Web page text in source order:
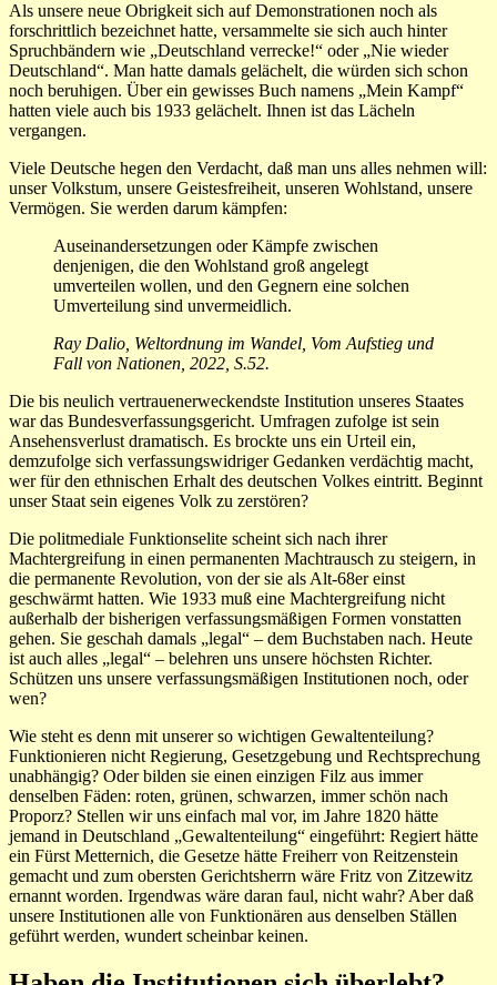
Als unsere neue Obrigkeit sich auf Demonstrationen noch als
forschrittlich bezeichnet hatte, versammelte sie sich auch hinter
Spruchbändern wie „Deutschland verrecke!“ oder „Nie wieder
Deutschland“. Man hatte damals gelächelt, die würden sich schon
noch beruhigen. Über ein gewisses Buch namens „Mein Kampf“
hatten viele auch bis 1933 gelächelt. Ihnen ist das Lächeln
vergangen.
Viele Deutsche hegen den Verdacht, daß man uns alles nehmen will:
unser Volkstum, unsere Geistesfreiheit, unseren Wohlstand, unsere
Vermögen. Sie werden darum kämpfen:
Auseinandersetzungen oder Kämpfe zwischen
denjenigen, die den Wohlstand groß angelegt
umverteilen wollen, und den Gegnern eine solchen
Umverteilung sind unvermeidlich.
Ray Dalio, Weltordnung im Wandel, Vom Aufstieg und
Fall von Nationen, 2022, S.52.
Die bis neulich vertrauenerweckendste Institution unseres Staates
war das Bundesverfassungsgericht. Umfragen zufolge ist sein
Ansehensverlust dramatisch. Es brockte uns ein Urteil ein,
demzufolge sich verfassungswidriger Gedanken verdächtig macht,
wer für den ethnischen Erhalt des deutschen Volkes eintritt. Beginnt
unser Staat sein eigenes Volk zu zerstören?
Die politmediale Funktionselite scheint sich nach ihrer
Machtergreifung in einen permanenten Machtrausch zu steigern, in
die permanente Revolution, von der sie als Alt-68er einst
geschwärmt hatten. Wie 1933 muß eine Machtergreifung nicht
außerhalb der bisherigen verfassungsmäßigen Formen vonstatten
gehen. Sie geschah damals „legal“ – dem Buchstaben nach. Heute
ist auch alles „legal“ – belehren uns unsere höchsten Richter.
Schützen uns unsere verfassungsmäßigen Institutionen noch, oder
wen?
Wie steht es denn mit unserer so wichtigen Gewaltenteilung?
Funktionieren nicht Regierung, Gesetzgebung und Rechtsprechung
unabhängig? Oder bilden sie einen einzigen Filz aus immer
denselben Fäden: roten, grünen, schwarzen, immer schön nach
Proporz? Stellen wir uns einfach mal vor, im Jahre 1820 hätte
jemand in Deutschland „Gewaltenteilung“ eingeführt: Regiert hätte
ein Fürst Metternich, die Gesetze hätte Freiherr von Reitzenstein
gemacht und zum obersten Gerichtsherrn wäre Fritz von Zitzewitz
ernannt worden. Irgendwas wäre daran faul, nicht wahr? Aber daß
unsere Institutionen alle von Funktionären aus denselben Ställen
geführt werden, wundert scheinbar keinen.